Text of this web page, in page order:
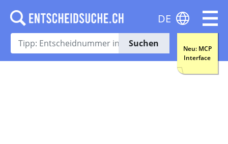
Suchen
Neu: MCP
Interface
DE